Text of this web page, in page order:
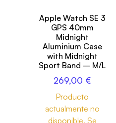
Apple Watch SE 3
GPS 40mm
Midnight
Aluminium Case
with Midnight
Sport Band – M/L
269,00 €
Producto
actualmente no
disponible. Se